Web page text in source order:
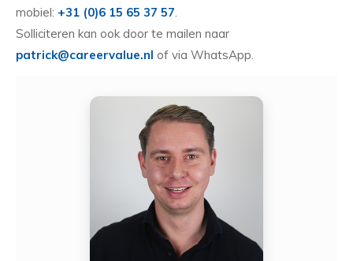
mobiel: +31 (0)6 15 65 37 57.
Solliciteren kan ook door te mailen naar
patrick@careervalue.nl of via WhatsApp.